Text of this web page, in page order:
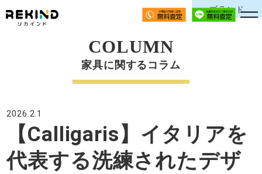
COLUMN
家具に関するコラム
2026.2.1
【Calligaris】イタリアを
代表する洗練されたデザ
ブランド